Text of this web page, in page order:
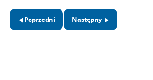
Poprzedni Następny